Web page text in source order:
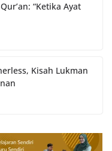
“Ketika Ayat
Kisah Lukman